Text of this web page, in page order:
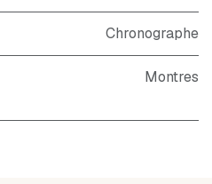
Chronographe
Montres